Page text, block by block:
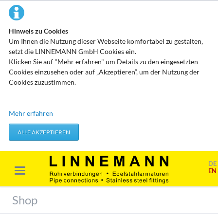
Hinweis zu Cookies
Um Ihnen die Nutzung dieser Webseite komfortabel zu gestalten,
setzt die LINNEMANN GmbH Cookies ein.
Klicken Sie auf "Mehr erfahren" um Details zu den eingesetzten
Cookies einzusehen oder auf „Akzeptieren“, um der Nutzung der
Cookies zuzustimmen.
Technisch erforderliche Cookies
werden verwendet um von Ihnen getätigte Aktionen, wie etwa das
Festlegen Ihrer Datenschutzeinstellungen zu übernehmen.
Erforderliche Cookies akzeptieren
Marketing & Analyse
ausgewertet werden. Das geschieht vor allem mit Cookies und mit
sogenannten Analyseprogrammen. Die Analyse Ihres Surf-
Mehr erfahren
ALLE AKZEPTIEREN
DE
EN
Shop